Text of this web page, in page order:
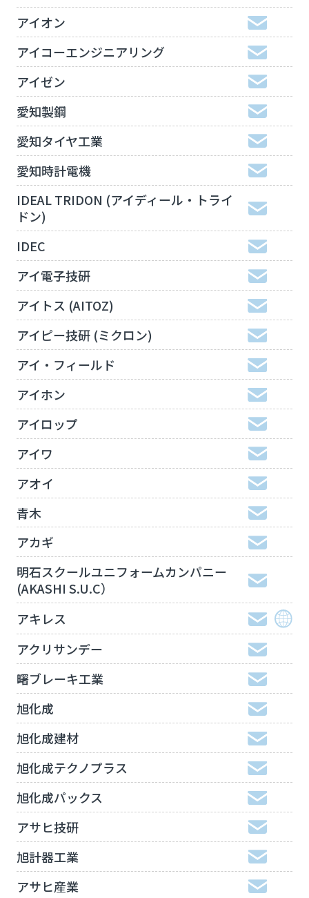
アイオン
アイコーエンジニアリング
アイゼン
愛知製鋼
愛知タイヤ工業
愛知時計電機
IDEAL TRIDON (アイディール・トライ
ドン)
IDEC
アイ電子技研
アイトス (AITOZ)
アイピー技研 (ミクロン)
アイ・フィールド
アイホン
アイロップ
アイワ
アオイ
青木
アカギ
明石スクールユニフォームカンパニー
(AKASHI S.U.C）
アキレス
アクリサンデー
曙ブレーキ工業
旭化成
旭化成建材
旭化成テクノプラス
旭化成パックス
アサヒ技研
旭計器工業
アサヒ産業